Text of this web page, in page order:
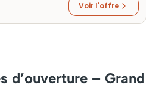
Voir l'offre
d’ouverture – Grand